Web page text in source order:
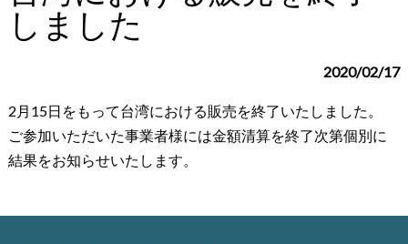
しました
2020/02/17
2月15日をもって台湾における販売を終了いたしました。
ご参加いただいた事業者様には金額清算を終了次第個別に
結果をお知らせいたします。